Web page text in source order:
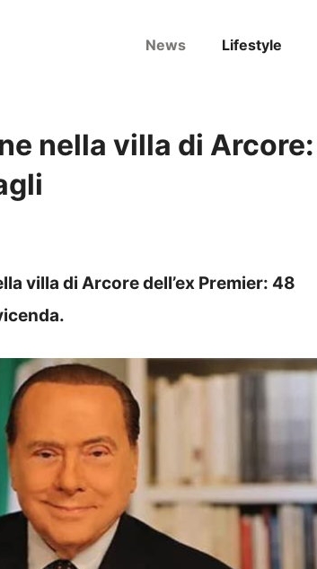
News Lifestyle
nella villa di Arcore:
villa di Arcore dell’ex Premier: 48